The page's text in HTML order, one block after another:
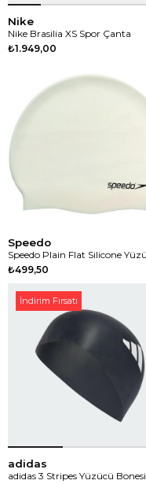
Nike
Nike Brasilia XS Spor Çanta
₺1.949,00
Speedo
₺499,50
adidas
adidas 3 Stripes Yüzücü Bonesi
İndirim Fırsatı